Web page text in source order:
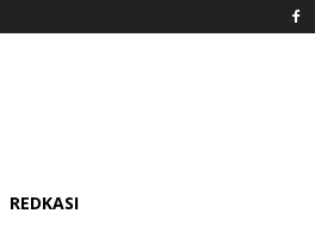
REDKASI